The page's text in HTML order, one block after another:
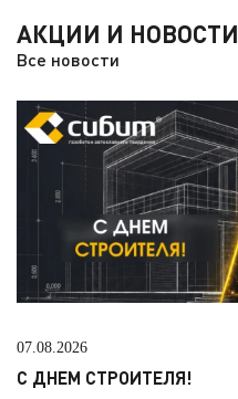
АКЦИИ И НОВОСТИ
Все новости
07.08.2026
С ДНЕМ СТРОИТЕЛЯ!